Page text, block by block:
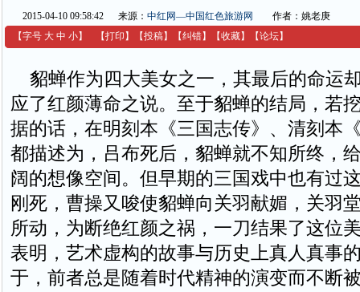
2015-04-10 09:58:42 来源： 中红网—中国红色旅游网
作者：姚老庚
【字号 大 中 小】 【打印 】 【投稿】 【纠错】 【收藏】 【论坛】
貂蝉作为四大美女之一，其最后的命运
应了红颜薄命之说。至于貂蝉的结局，若
据的话，在明刻本《三国志传》、清刻本
都描述为，吕布死后，貂蝉就不知所终，
阔的想像空间。但早期的三国戏中也有过
刚死，曹操又唆使貂蝉向关羽献媚，关羽
所动，为断绝红颜之祸，一刀结果了这位
表明，艺术虚构的故事与历史上真人真事
于，前者总是随着时代精神的演变而不断